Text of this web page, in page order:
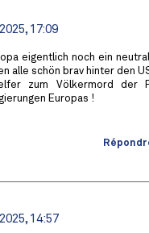
17:09
eigentlich noch ein
alle schön brav hinter den
zum Völkermord der
Europas !
14:57